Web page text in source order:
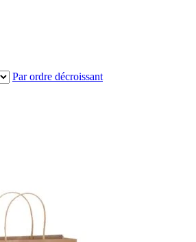
Par ordre décroissant